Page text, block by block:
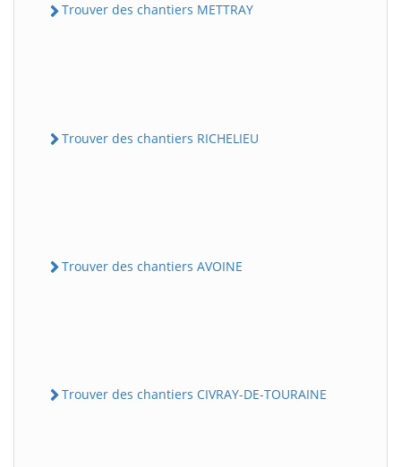
Trouver des chantiers METTRAY
Trouver des chantiers RICHELIEU
Trouver des chantiers AVOINE
Trouver des chantiers CIVRAY-DE-TOURAINE